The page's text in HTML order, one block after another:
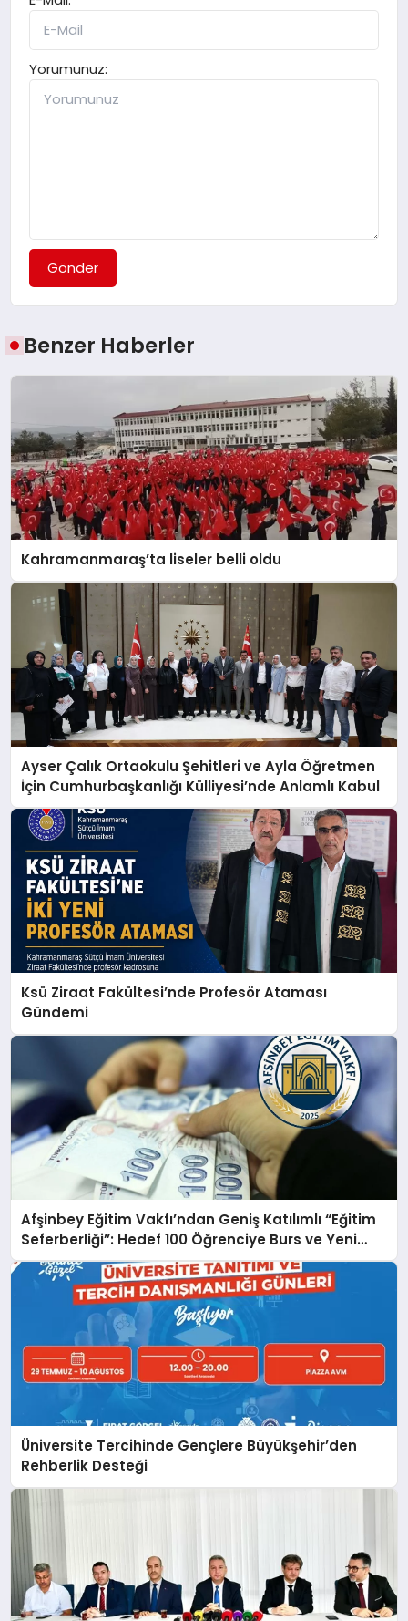
Yorumunuz:
Gönder
Benzer Haberler
Kahramanmaraş’ta liseler belli oldu
Ayser Çalık Ortaokulu Şehitleri ve Ayla Öğretmen
İçin Cumhurbaşkanlığı Külliyesi’nde Anlamlı Kabul
Ksü Ziraat Fakültesi’nde Profesör Ataması
Gündemi
Afşinbey Eğitim Vakfı’ndan Geniş Katılımlı “Eğitim
Seferberliği”: Hedef 100 Öğrenciye Burs ve Yeni
Hizmet Binası
Üniversite Tercihinde Gençlere Büyükşehir’den
Rehberlik Desteği